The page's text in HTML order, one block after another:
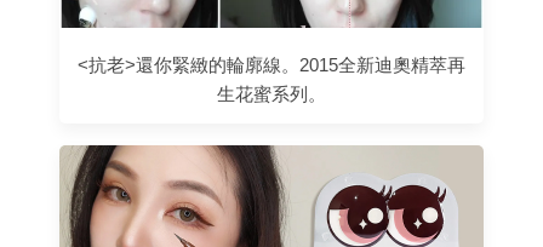
<抗老>還你緊緻的輪廓線。2015全新迪奧精萃再
生花蜜系列。